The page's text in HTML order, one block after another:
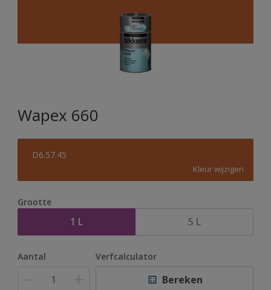
Wapex 660
D6.57.45
Kleur wijzigen
Grootte
1 L 5 L
Aantal Verfcalculator
Bereken